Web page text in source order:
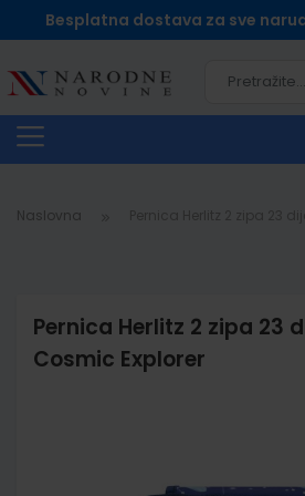
Besplatna dostava za sve
Naslovna
Pernica Herlitz 2 zipa 23
Cosmic Explorer